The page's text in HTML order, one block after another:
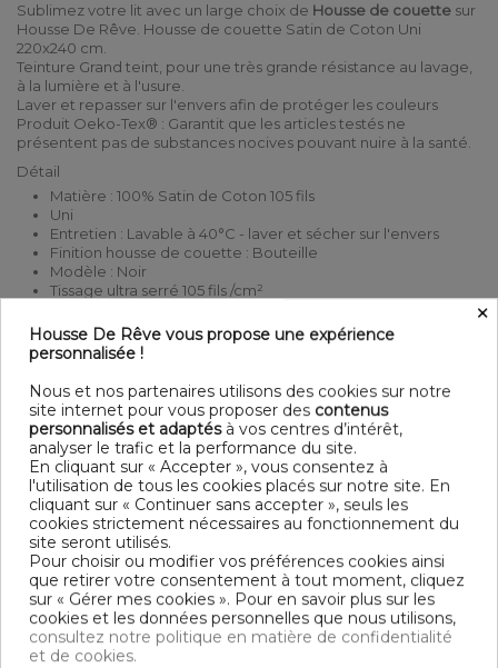
Sublimez votre lit avec un large choix de Housse de couette sur
Housse De Rêve. Housse de couette Satin de Coton Uni
220x240 cm.
Teinture Grand teint, pour une très grande résistance au lavage,
à la lumière et à l'usure.
Laver et repasser sur l'envers afin de protéger les couleurs
Produit Oeko-Tex® : Garantit que les articles testés ne
présentent pas de substances nocives pouvant nuire à la santé.
Détail
Matière : 100% Satin de Coton 105 fils
Uni
Entretien : Lavable à 40°C - laver et sécher sur l'envers
Finition housse de couette : Bouteille
Modèle : Noir
Tissage ultra serré 105 fils /cm²
Dimensions & Guide
Housse de couette
200 x 200 cm : 1-2 personnes
220 x 240 cm : 2 personnes
240 x 260 cm : 2 personnes
Contenu
1 housse de couette 240x220 cm
DESCRIPTIF TECHNIQUE
Certification Oeko-Tex®
Longueur 220
×
Housse De Rêve vous propose une expérience
personnalisée !
Nous et nos partenaires utilisons des cookies sur notre
site internet pour vous proposer des contenus
personnalisés et adaptésà vos centres d’intérêt,
analyser le trafic et la performance du site.
En cliquant sur « Accepter », vous consentez à
l'utilisation de tous les cookies placés sur notre site. En
cliquant sur « Continuer sans accepter », seuls les
cookies strictement nécessaires au fonctionnement du
site seront utilisés.
Pour choisir ou modifier vos préférences cookies ainsi
que retirer votre consentement à tout moment, cliquez
sur « Gérer mes cookies ». Pour en savoir plus sur les
cookies et les données personnelles que nous utilisons,
consultez notre politique en matière de confidentialité
et de cookies.